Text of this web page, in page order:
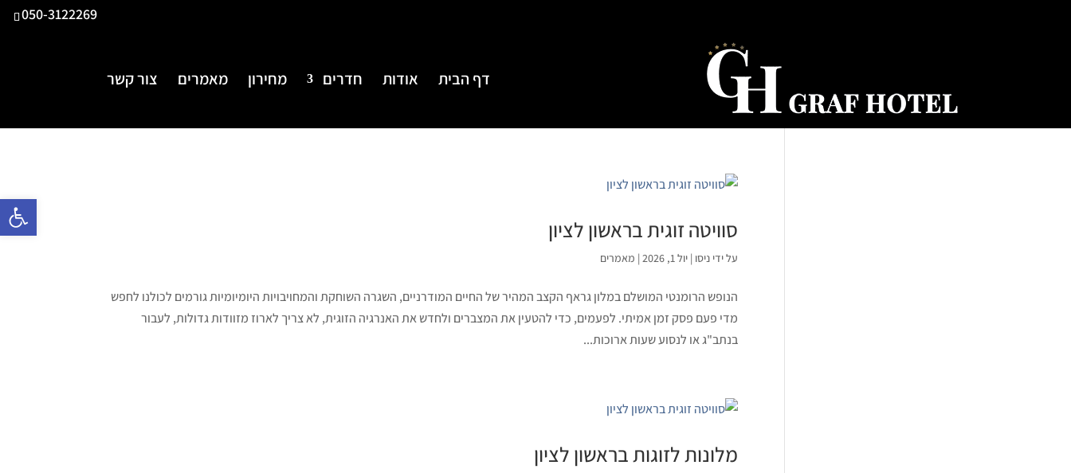
050-3122269
דף הבית אודות חדרים מחירון מאמרים צור קשר
סוויטה זוגית בראשון לציון
על ידי ניסו | יול 1, 2026 | מאמרים
הנופש הרומנטי המושלם במלון גראף הקצב המהיר של החיים המודרניים, השגרה השוחקת והמחויבויות היומיומיות גורמים לכולנו לחפש
מדי פעם פסק זמן אמיתי. לפעמים, כדי להטעין את המצברים ולחדש את האנרגיה הזוגית, לא צריך לארוז מזוודות גדולות, לעבור
בנתב"ג או לנסוע שעות ארוכות...
מלונות לזוגות בראשון לציון